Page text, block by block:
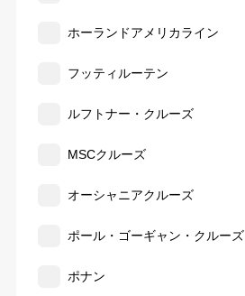
ホーランドアメリカライン
フッティルーテン
ルフトナー・クルーズ
MSCクルーズ
オーシャニアクルーズ
ポール・ゴーギャン・クルーズ
ポナン